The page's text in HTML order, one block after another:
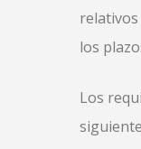
los
Los